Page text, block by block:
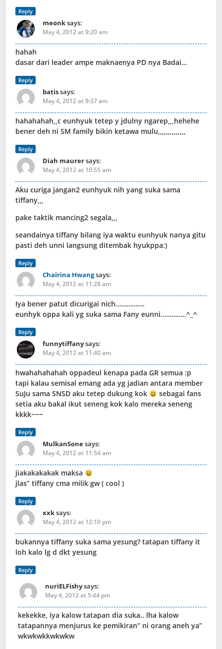
Reply
meonksays:
May 4, 2012 at 9:20 am
hahah
dasar dari leader ampe maknaenya PD nya Badai…
Reply
batissays:
May 4, 2012 at 9:37 am
hahahahah,,c eunhyuk tetep y jdulny ngarep,,,hehehe
bener deh ni SM family bikin ketawa mulu,,,,,,,,,,,,,,
Reply
Diah maurersays:
May 4, 2012 at 10:55 am
Aku curiga jangan2 eunhyuk nih yang suka sama
tiffany,,,
pake taktik mancing2 segala,,,
seandainya tiffany bilang iya waktu eunhyuk nanya gitu
pasti deh unni langsung ditembak hyukppa:)
Reply
Chairina Hwangsays:
May 4, 2012 at 11:28 am
Iya bener patut dicurigai nich…………….
eunhyk oppa kali yg suka sama Fany eunni…………..^_^
Reply
funnytiffanysays:
May 4, 2012 at 11:40 am
hwahahahahah oppadeul kenapa pada GR semua :p
tapi kalau semisal emang ada yg jadian antara member
SuJu sama SNSD aku tetep dukung kok
sebagai fans
setia aku bakal ikut seneng kok kalo mereka seneng
kkkk~~~
Reply
MulkanSonesays:
May 4, 2012 at 11:54 am
jiakakakakak maksa
jlas” tiffany cma milik gw ( cool )
Reply
xxksays:
May 4, 2012 at 12:10 pm
bukannya tiffany suka sama yesung? tatapan tiffany it
loh kalo lg d dkt yesung
Reply
nuriELFishysays:
May 4, 2012 at 5:44 pm
kekekke, iya kalow tatapan dia suka.. lha kalow
tatapannya menjurus ke pemikiran” ni orang aneh ya”
wkwkwkkwkwkw